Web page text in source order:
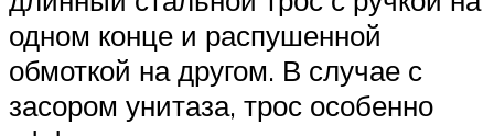
одном конце и распушенной
обмоткой на другом. В случае с
засором унитаза, трос особенно